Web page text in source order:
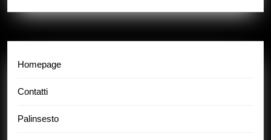
Homepage
Contatti
Palinsesto